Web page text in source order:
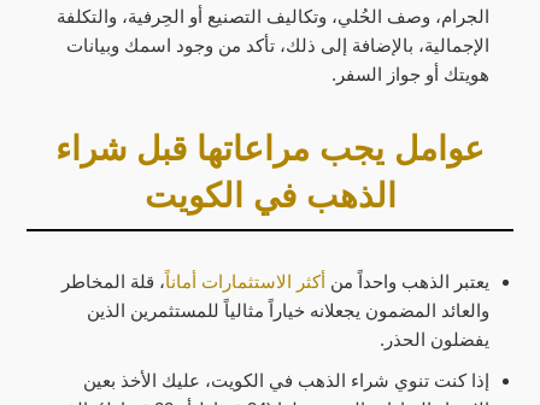
الجرام، وصف الحُلي، وتكاليف التصنيع أو الحِرفية، والتكلفة
الإجمالية، بالإضافة إلى ذلك، تأكد من وجود اسمك وبيانات
هويتك أو جواز السفر.
عوامل يجب مراعاتها قبل شراء
الذهب في الكويت
يعتبر الذهب واحداً من أكثر الاستثمارات أماناً، قلة المخاطر
والعائد المضمون يجعلانه خياراً مثالياً للمستثمرين الذين
يفضلون الحذر.
إذا كنت تنوي شراء الذهب في الكويت، عليك الأخذ بعين